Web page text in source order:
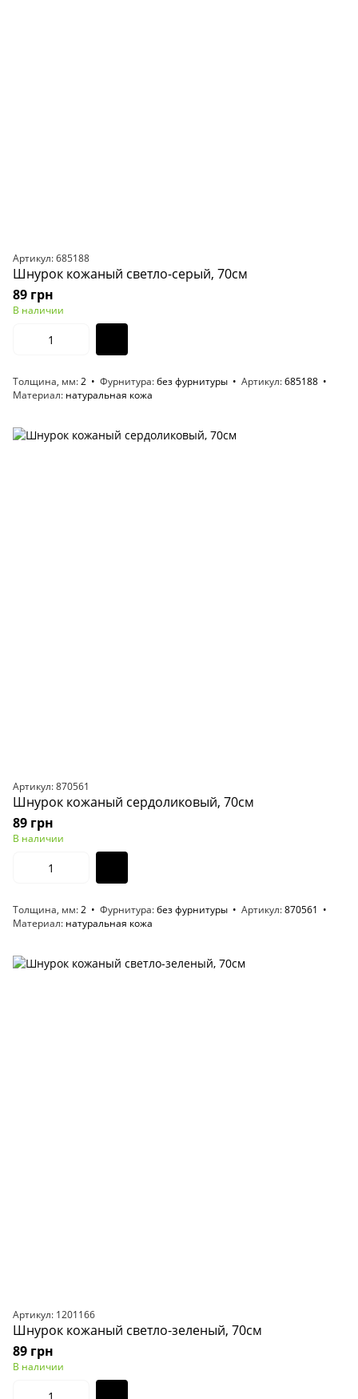
Артикул: 685188
Шнурок кожаный светло-серый, 70см
89 грн
В наличии
Толщина, мм 2 Фурнитура без фурнитуры Артикул 685188
Материал натуральная кожа
Артикул: 870561
Шнурок кожаный сердоликовый, 70см
89 грн
В наличии
Толщина, мм 2 Фурнитура без фурнитуры Артикул 870561
Материал натуральная кожа
Артикул: 1201166
Шнурок кожаный светло-зеленый, 70см
89 грн
В наличии